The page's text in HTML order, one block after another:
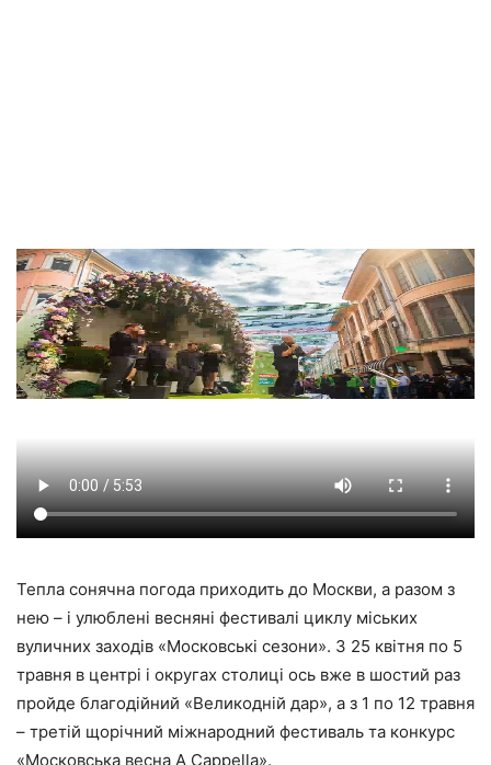
Тепла сонячна погода приходить до Москви, а разом з
нею – і улюблені весняні фестивалі циклу міських
вуличних заходів «Московські сезони». З 25 квітня по 5
травня в центрі і округах столиці ось вже в шостий раз
пройде благодійний «Великодній дар», а з 1 по 12 травня
– третій щорічний міжнародний фестиваль та конкурс
«Московська весна A Cappella».